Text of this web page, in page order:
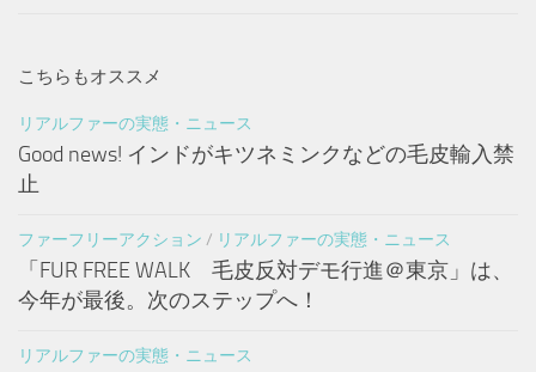
こちらもオススメ
リアルファーの実態・ニュース
Good news! インドがキツネミンクなどの毛皮輸入禁
止
ファーフリーアクション / リアルファーの実態・ニュース
「FUR FREE WALK 毛皮反対デモ行進＠東京」は、
今年が最後。次のステップへ！
リアルファーの実態・ニュース